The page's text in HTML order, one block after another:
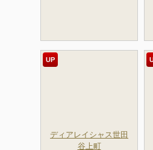
UP
ディアレイシャス世田
谷上町